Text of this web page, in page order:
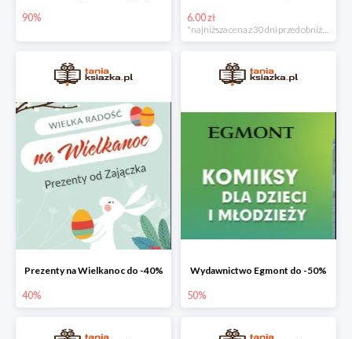
90% 6.00 zł
*najniższa cena z 30 dni przed obniżką
Prezenty na Wielkanoc do -40%
40%
Wydawnictwo Egmont do -50%
50%